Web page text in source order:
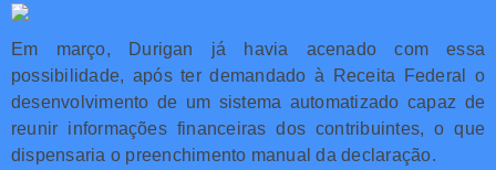
Em março, Durigan já havia acenado com essa
possibilidade, após ter demandado à Receita Federal o
desenvolvimento de um sistema automatizado capaz de
reunir informações financeiras dos contribuintes, o que
dispensaria o preenchimento manual da declaração.